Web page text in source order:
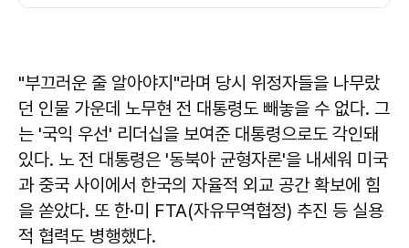
"부끄러운 줄 알아야지"라며 당시 위정자들을 나무랐
던 인물 가운데 노무현 전 대통령도 빼놓을 수 없다. 그
는 '국익 우선' 리더십을 보여준 대통령으로도 각인돼
있다. 노 전 대통령은 '동북아 균형자론'을 내세워 미국
과 중국 사이에서 한국의 자율적 외교 공간 확보에 힘
을 쏟았다. 또 한·미 FTA(자유무역협정) 추진 등 실용
적 협력도 병행했다.